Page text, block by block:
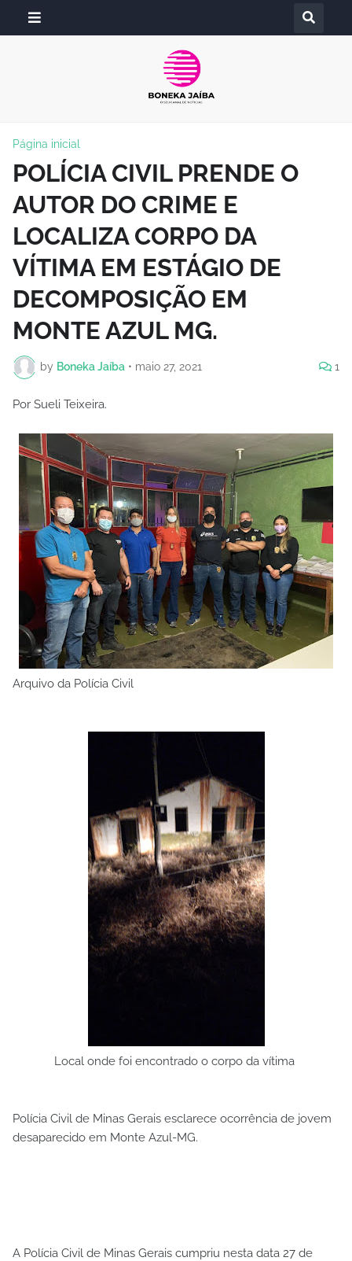
Página inicial
POLÍCIA CIVIL PRENDE O
AUTOR DO CRIME E
LOCALIZA CORPO DA
VÍTIMA EM ESTÁGIO DE
DECOMPOSIÇÃO EM
MONTE AZUL MG.
by Boneka Jaíba • maio 27, 2021 1
Por Sueli Teixeira.
Arquivo da Polícia Civil
Local onde foi encontrado o corpo da vítima
Polícia Civil de Minas Gerais esclarece ocorrência de jovem
desaparecido em Monte Azul-MG.
A Polícia Civil de Minas Gerais cumpriu nesta data 27 de